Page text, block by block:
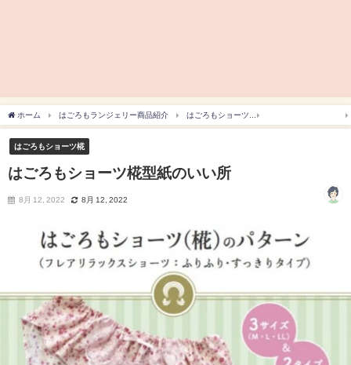
ホーム はごろもランジェリー商品紹介 はごろもショーツ
はごろもショーツ椛
はごろもショーツ椛型紙のいい所
8月 12, 2022 8月 12, 2022